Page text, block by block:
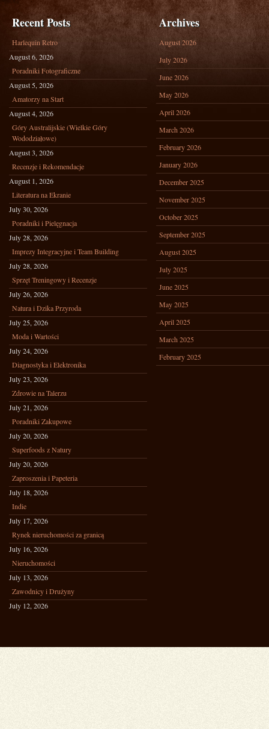
Recent Posts
Harlequin Retro
August 6, 2026
Poradniki Fotograficzne
August 5, 2026
Amatorzy na Start
August 4, 2026
Góry Australijskie (Wielkie Góry
Wododziałowe)
August 3, 2026
Recenzje i Rekomendacje
August 1, 2026
Literatura na Ekranie
July 30, 2026
Poradniki i Pielęgnacja
July 28, 2026
Imprezy Integracyjne i Team Building
July 28, 2026
Sprzęt Treningowy i Recenzje
July 26, 2026
Natura i Dzika Przyroda
July 25, 2026
Moda i Wartości
July 24, 2026
Diagnostyka i Elektronika
July 23, 2026
Zdrowie na Talerzu
July 21, 2026
Poradniki Zakupowe
July 20, 2026
Superfoods z Natury
July 20, 2026
Zaproszenia i Papeteria
July 18, 2026
Indie
July 17, 2026
Rynek nieruchomości za granicą
July 16, 2026
Nieruchomości
July 13, 2026
Zawodnicy i Drużyny
July 12, 2026
Archives
August 2026
July 2026
June 2026
May 2026
April 2026
March 2026
February 2026
January 2026
December 2025
November 2025
October 2025
September 2025
August 2025
July 2025
June 2025
May 2025
April 2025
March 2025
February 2025